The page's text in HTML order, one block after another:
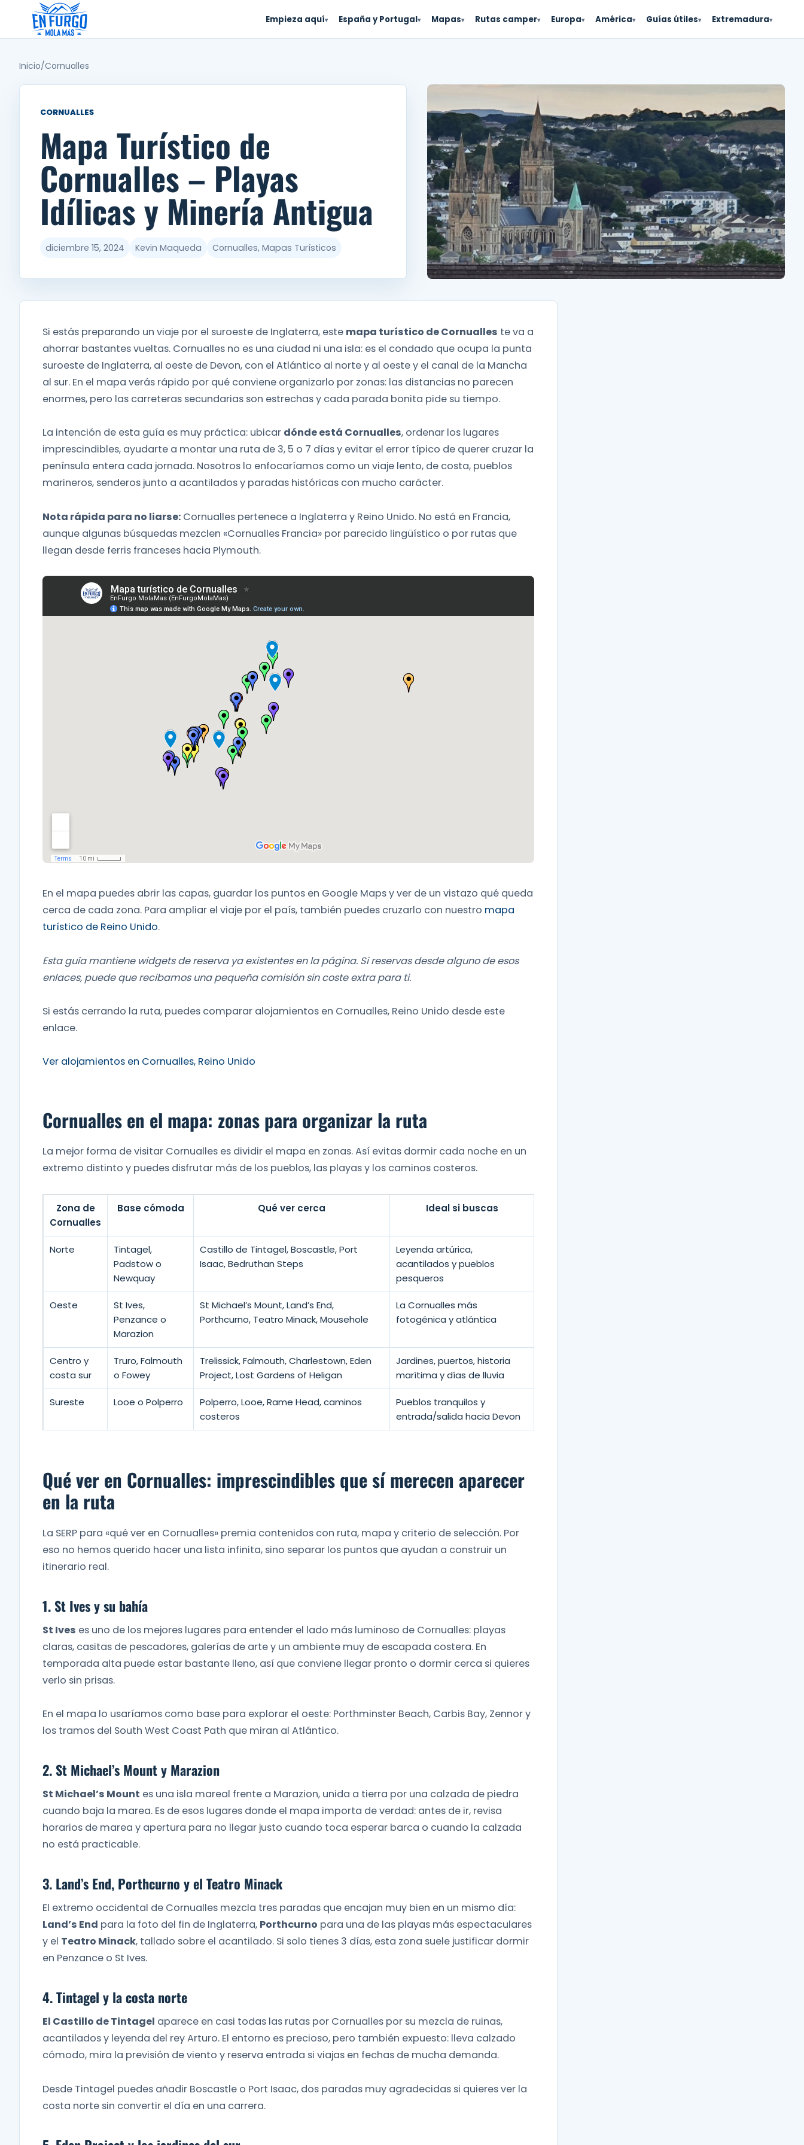
contenido
Empieza aquí▾ España y Portugal▾ Mapas▾ Rutas camper▾ Europa▾ América▾ Guías útiles▾ Extremadura▾
Inicio/Cornualles
CORNUALLES
Mapa Turístico de
Cornualles – Playas
Idílicas y Minería Antigua
diciembre 15, 2024 Kevin Maqueda Cornualles, Mapas Turísticos
Si estás preparando un viaje por el suroeste de Inglaterra, este mapa turístico de Cornualles te va a
ahorrar bastantes vueltas. Cornualles no es una ciudad ni una isla: es el condado que ocupa la punta
suroeste de Inglaterra, al oeste de Devon, con el Atlántico al norte y al oeste y el canal de la Mancha
al sur. En el mapa verás rápido por qué conviene organizarlo por zonas: las distancias no parecen
enormes, pero las carreteras secundarias son estrechas y cada parada bonita pide su tiempo.
La intención de esta guía es muy práctica: ubicar dónde está Cornualles, ordenar los lugares
imprescindibles, ayudarte a montar una ruta de 3, 5 o 7 días y evitar el error típico de querer cruzar la
península entera cada jornada. Nosotros lo enfocaríamos como un viaje lento, de costa, pueblos
marineros, senderos junto a acantilados y paradas históricas con mucho carácter.
Nota rápida para no liarse: Cornualles pertenece a Inglaterra y Reino Unido. No está en Francia,
aunque algunas búsquedas mezclen «Cornualles Francia» por parecido lingüístico o por rutas que
llegan desde ferris franceses hacia Plymouth.
En el mapa puedes abrir las capas, guardar los puntos en Google Maps y ver de un vistazo qué queda
cerca de cada zona. Para ampliar el viaje por el país, también puedes cruzarlo con nuestro mapa
turístico de Reino Unido.
Esta guía mantiene widgets de reserva ya existentes en la página. Si reservas desde alguno de esos
enlaces, puede que recibamos una pequeña comisión sin coste extra para ti.
Si estás cerrando la ruta, puedes comparar alojamientos en Cornualles, Reino Unido desde este
enlace.
Ver alojamientos en Cornualles, Reino Unido
Cornualles en el mapa: zonas para organizar la ruta
La mejor forma de visitar Cornualles es dividir el mapa en zonas. Así evitas dormir cada noche en un
extremo distinto y puedes disfrutar más de los pueblos, las playas y los caminos costeros.
Zona de
Cornualles
Base cómoda Qué ver cerca Ideal si buscas
Norte
Tintagel,
Padstow o
Newquay
Castillo de Tintagel, Boscastle, Port
Isaac, Bedruthan Steps
Leyenda artúrica,
acantilados y pueblos
pesqueros
Oeste
St Ives,
Penzance o
Marazion
St Michael’s Mount, Land’s End,
Porthcurno, Teatro Minack, Mousehole
La Cornualles más
fotogénica y atlántica
Centro y
costa sur
Truro, Falmouth
o Fowey
Trelissick, Falmouth, Charlestown, Eden
Project, Lost Gardens of Heligan
Jardines, puertos, historia
marítima y días de lluvia
Sureste Looe o Polperro
Polperro, Looe, Rame Head, caminos
costeros
Pueblos tranquilos y
entrada/salida hacia Devon
Qué ver en Cornualles: imprescindibles que sí merecen aparecer
en la ruta
La SERP para «qué ver en Cornualles» premia contenidos con ruta, mapa y criterio de selección. Por
eso no hemos querido hacer una lista infinita, sino separar los puntos que ayudan a construir un
itinerario real.
1. St Ives y su bahía
St Ives es uno de los mejores lugares para entender el lado más luminoso de Cornualles: playas
claras, casitas de pescadores, galerías de arte y un ambiente muy de escapada costera. En
temporada alta puede estar bastante lleno, así que conviene llegar pronto o dormir cerca si quieres
verlo sin prisas.
En el mapa lo usaríamos como base para explorar el oeste: Porthminster Beach, Carbis Bay, Zennor y
los tramos del South West Coast Path que miran al Atlántico.
2. St Michael’s Mount y Marazion
St Michael’s Mount es una isla mareal frente a Marazion, unida a tierra por una calzada de piedra
cuando baja la marea. Es de esos lugares donde el mapa importa de verdad: antes de ir, revisa
horarios de marea y apertura para no llegar justo cuando toca esperar barca o cuando la calzada
no está practicable.
3. Land’s End, Porthcurno y el Teatro Minack
El extremo occidental de Cornualles mezcla tres paradas que encajan muy bien en un mismo día:
Land’s End para la foto del fin de Inglaterra, Porthcurno para una de las playas más espectaculares
y el Teatro Minack, tallado sobre el acantilado. Si solo tienes 3 días, esta zona suele justificar dormir
en Penzance o St Ives.
4. Tintagel y la costa norte
El Castillo de Tintagel aparece en casi todas las rutas por Cornualles por su mezcla de ruinas,
acantilados y leyenda del rey Arturo. El entorno es precioso, pero también expuesto: lleva calzado
cómodo, mira la previsión de viento y reserva entrada si viajas en fechas de mucha demanda.
Desde Tintagel puedes añadir Boscastle o Port Isaac, dos paradas muy agradecidas si quieres ver la
costa norte sin convertir el día en una carrera.